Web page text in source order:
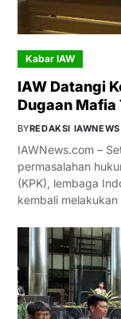
Kabar IAW
IAW Datangi
Dugaan Mafia
BYREDAKSI IAWNEWS
IAWNews.com –
permasalahan
(KPK), lembaga
kembali